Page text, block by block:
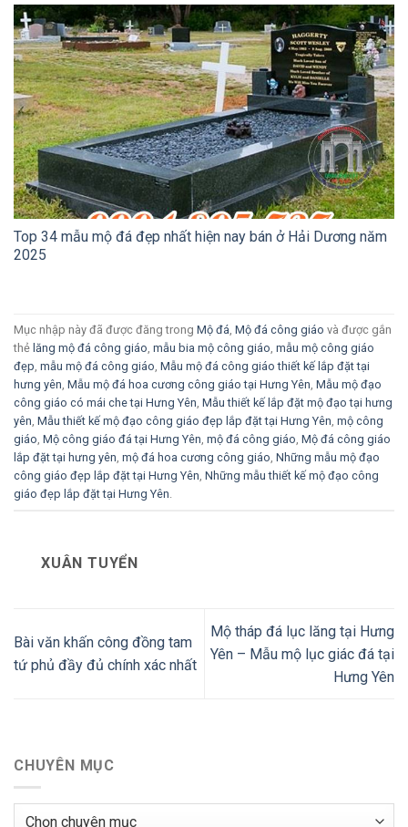
Top 34 mẫu mộ đá đẹp nhất hiện nay bán ở Hải Dương năm
2025
Mục nhập này đã được đăng trong Mộ đá Mộ đá công giáo và được gắn
thẻ lăng mộ đá công giáo mẫu bia mộ công giáo mẫu mộ công giáo
đẹp mẫu mộ đá công giáo Mẫu mộ đá công giáo thiết kế lắp đặt tại
hưng yên Mẫu mộ đá hoa cương công giáo tại Hưng Yên Mẫu mộ đạo
công giáo có mái che tại Hưng Yên Mẫu thiết kế lắp đặt mộ đạo tại hưng
yên Mẫu thiết kế mộ đạo công giáo đẹp lắp đặt tại Hưng Yên mộ công
giáo Mộ công giáo đá tại Hưng Yên mộ đá công giáo Mộ đá công giáo
lắp đặt tại hưng yên mộ đá hoa cương công giáo Những mẫu mộ đạo
công giáo đẹp lắp đặt tại Hưng Yên Những mẫu thiết kế mộ đạo công
giáo đẹp lắp đặt tại Hưng Yên
XUÂN TUYỂN
Bài văn khấn công đồng tam
tứ phủ đầy đủ chính xác nhất
Mộ tháp đá lục lăng tại Hưng
Yên – Mẫu mộ lục giác đá tại
Hưng Yên
CHUYÊN MỤC
Chuyên